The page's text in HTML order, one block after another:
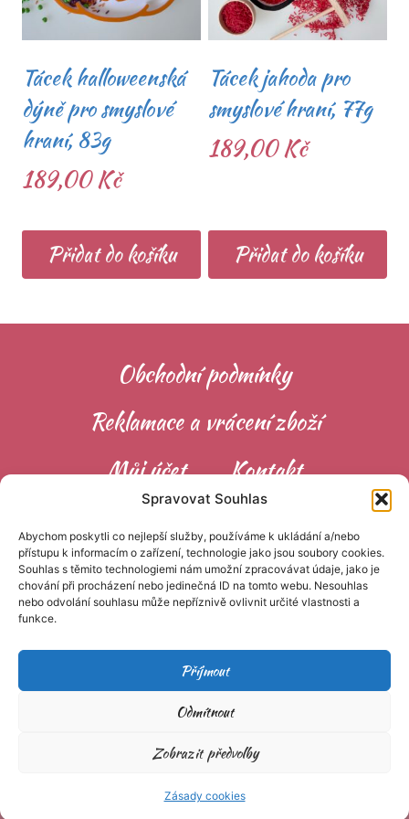
Spravovat Souhlas
Abychom poskytli co nejlepší služby, používáme k ukládání a/nebo
přístupu k informacím o zařízení, technologie jako jsou soubory cookies.
Souhlas s těmito technologiemi nám umožní zpracovávat údaje, jako je
chování při procházení nebo jedinečná ID na tomto webu. Nesouhlas
nebo odvolání souhlasu může nepříznivě ovlivnit určité vlastnosti a
funkce.
Příjmout
Odmítnout
Zobrazit předvolby
Zásady cookies
Tácek halloweenská
dýně pro smyslové
hraní, 83g
189,00Kč
Přidat do košíku
Tácek jahoda pro
smyslové hraní, 77g
189,00Kč
Přidat do košíku
Obchodní podmínky
Reklamace a vrácení zboží
Můj účet
Kontakt
Velkoobchod
© 2026 Veselá rýže | Kde hraní dává smysl - Tvorba webových
stránek - Jiří Bouchal -
www.jbdesign.cz